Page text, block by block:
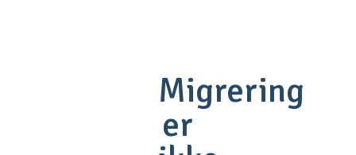
Migrering
er